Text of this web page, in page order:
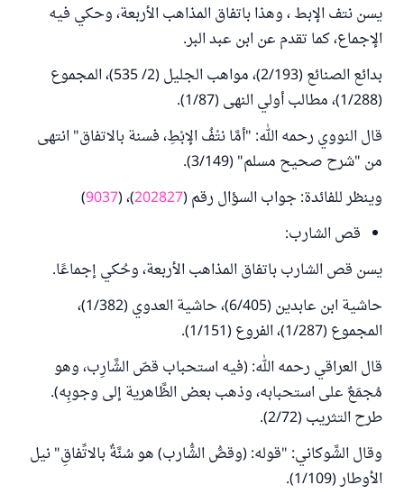
يسن نتف الإبط ، وهذا باتفاق المذاهب الأربعة، وحكي فيه
الإجماع، كما تقدم عن ابن عبد البر.
بدائع الصنائع (2/193)، مواهب الجليل (2/ 535)، المجموع
(1/288)، مطالب أولي النهى (1/87).
قال النووي رحمه الله: "أمَّا نتْفُ الإبْطِ، فسنة بالاتفاق" انتهى
من "شرح صحيح مسلم" (3/149).
وينظر للفائدة: جواب السؤال رقم (202827)، (9037
)
قص الشارب:
يسن قص الشارب باتفاق المذاهب الأربعة، وحُكي إجماعًا.
حاشية ابن عابدين (6/405)، حاشية العدوي (1/382)،
المجموع (1/287)، الفروع (1/151).
قال العراقي رحمه الله: (فيه استحباب قصّ الشَّارِب، وهو
مُجمَعٌ على استحبابه، وذهب بعض الظَّاهرية إلى وجوبِه).
طرح التثريب (2/72).
وقال الشَّوكاني: "قوله: (وقصُّ الشُّارب) هو سُنَّةٌ بالاتِّفاقِ" نيل
الأوطار (1/109).